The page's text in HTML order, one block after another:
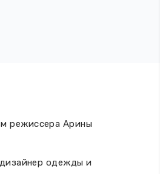
режиссера Арины
одежды и